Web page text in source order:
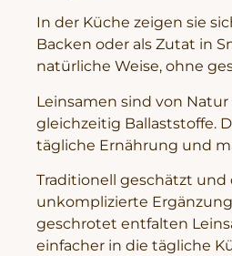
In der Küche zeigen sie
Backen oder als Zutat in
natürliche Weise, ohne
Leinsamen sind von
gleichzeitig Ballaststoffe.
tägliche Ernährung und
Traditionell geschätzt
unkomplizierte
geschrotet entfalten
einfacher in die tägliche